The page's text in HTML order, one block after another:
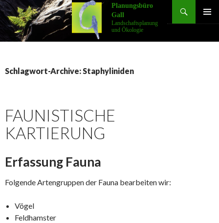
INHALT
Planungsbüro
Gall
Landschaftsplanung
und Ökologie
Schlagwort-Archive: Staphyliniden
FAUNISTISCHE
KARTIERUNG
Erfassung Fauna
Folgende Artengruppen der Fauna bearbeiten wir:
Vögel
Feldhamster